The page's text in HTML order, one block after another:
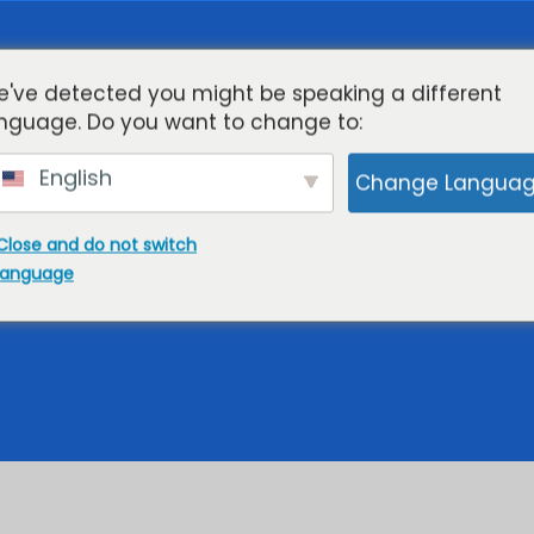
Поддерживать
VPS-серверы
detected you might be speaking a different
Do you want to change to:
English Change
and do not switch